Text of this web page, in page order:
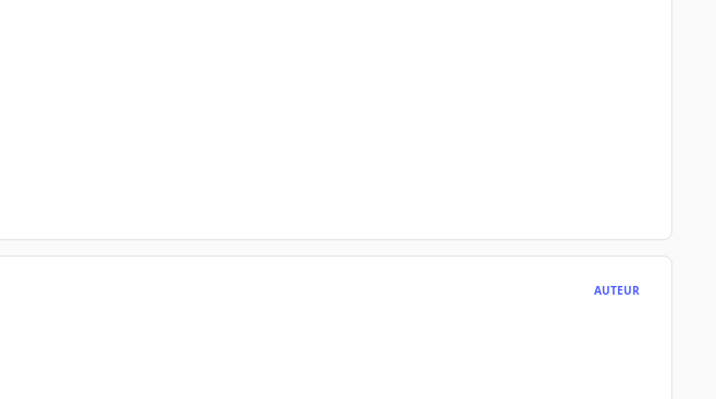
AUTEUR